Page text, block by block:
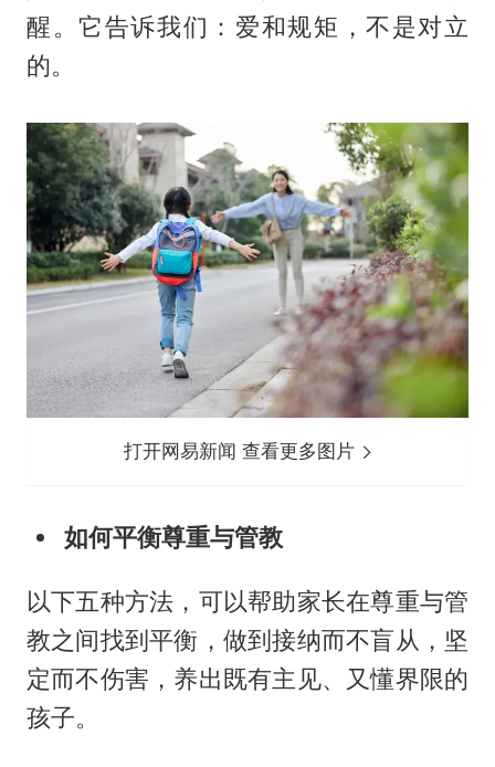
醒。它告诉我们：爱和规矩，不是对立
的。
打开网易新闻 查看更多图片
如何平衡尊重与管教
以下五种方法，可以帮助家长在尊重与管
教之间找到平衡，做到接纳而不盲从，坚
定而不伤害，养出既有主见、又懂界限的
孩子。